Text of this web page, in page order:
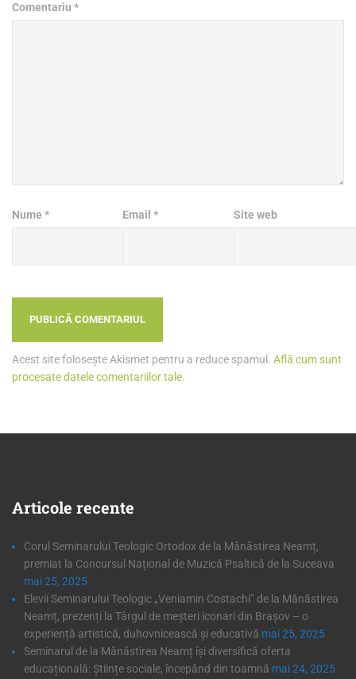
Comentariu *
Nume * Email* Site web
Acest site folosește Akismet pentru a reduce spamul. Află cum sunt
procesate datele comentariilor tale.
Articole recente
Corul Seminarului Teologic Ortodox de la Mănăstirea Neamț,
premiat la Concursul Național de Muzică Psaltică de la Suceava
mai 25, 2025
Elevii Seminarului Teologic „Veniamin Costachi” de la Mănăstirea
Neamț, prezenți la Târgul de meșteri iconari din Brașov – o
experiență artistică, duhovnicească și educativă mai 25, 2025
Seminarul de la Mănăstirea Neamț își diversifică oferta
educațională: Științe sociale, începând din toamnă mai 24, 2025